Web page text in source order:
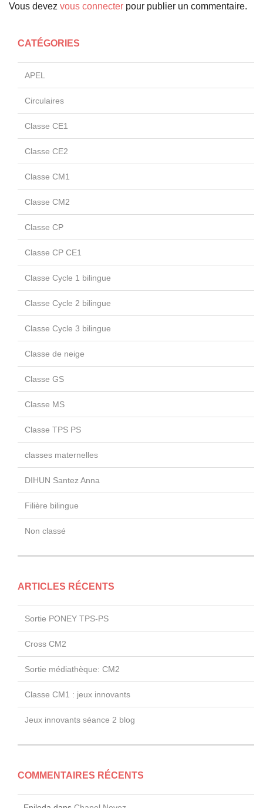
Vous devez vous connecter pour publier un commentaire.
CATÉGORIES
APEL
Circulaires
Classe CE1
Classe CE2
Classe CM1
Classe CM2
Classe CP
Classe CP CE1
Classe Cycle 1 bilingue
Classe Cycle 2 bilingue
Classe Cycle 3 bilingue
Classe de neige
Classe GS
Classe MS
Classe TPS PS
classes maternelles
DIHUN Santez Anna
Filière bilingue
Non classé
ARTICLES RÉCENTS
Sortie PONEY TPS-PS
Cross CM2
Sortie médiathèque: CM2
Classe CM1 : jeux innovants
Jeux innovants séance 2 blog
COMMENTAIRES RÉCENTS